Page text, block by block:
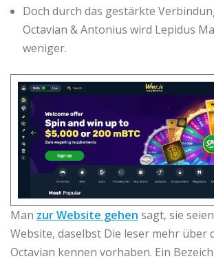
Doch durch das gestärkte
Octavian & Antonius wird Lepidus
weniger.
Man zur Website gehen sagt, sie
Website, daselbst Die leser mehr über
Octavian kennen vorhaben. Ein